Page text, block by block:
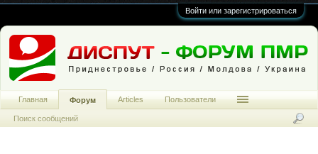
Войти или зарегистрироваться
Главная Форум
Поиск сообщений
Articles Пользователи